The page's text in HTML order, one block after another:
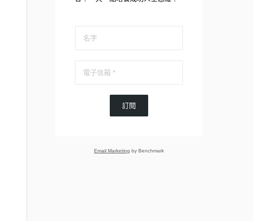
訂閱
Email Marketing by Benchmark